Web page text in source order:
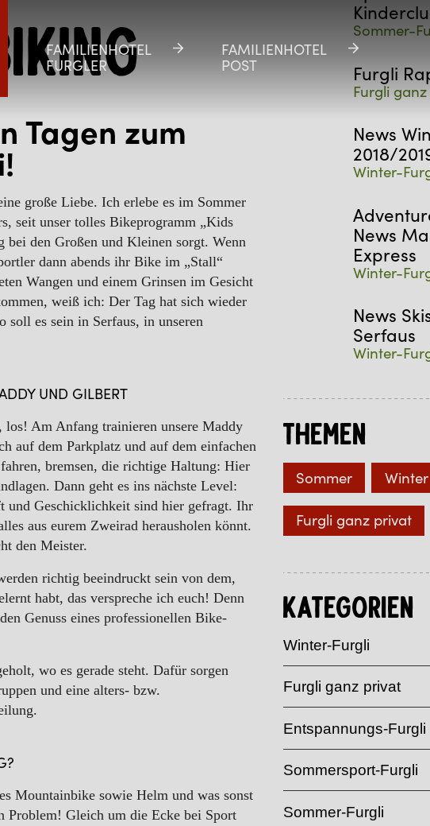
FAMILIENHOTEL
FURGLER
FAMILIENHOTEL
POST
FAMILIENHOTEL
FURGLER
FAMILIENHOTEL
POST
Tagen zum
große Liebe. Ich erlebe es im Sommer
seit unser tolles Bikeprogramm „Kids
den Großen und Kleinen sorgt. Wenn
dann abends ihr Bike im „Stall“
Wangen und einem Grinsen im Gesicht
weiß ich: Der Tag hat sich wieder
soll es sein in Serfaus, in unseren
UND GILBERT
Am Anfang trainieren unsere Maddy
auf dem Parkplatz und auf dem einfachen
bremsen, die richtige Haltung: Hier
Dann geht es ins nächste Level:
und Geschicklichkeit sind hier gefragt. Ihr
aus eurem Zweirad herausholen könnt.
den Meister.
richtig beeindruckt sein von dem,
habt, das verspreche ich euch! Denn
Genuss eines professionellen Bike-
wo es gerade steht. Dafür sorgen
und eine alters- bzw.
Mountainbike sowie Helm und was sonst
Problem! Gleich um die Ecke bei Sport
Sommer-
Furgli
Furgli
News
2018/
Winter-
News
Express
Winter-
News
Serfaus
Winter-
Themen
Sommer Winter
Furgli ganz privat
Kategorien
Winter-Furgli
Furgli ganz privat
Entspannungs-Furgli
Sommersport-Furgli
Sommer-Furgli